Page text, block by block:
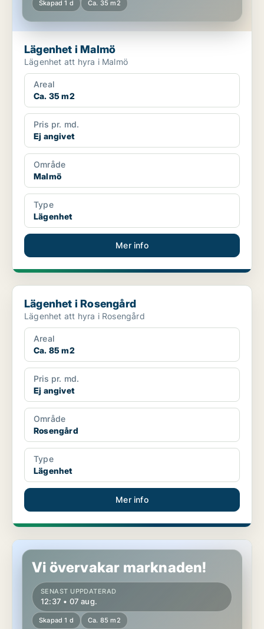
Skapad 1 d Ca. 35 m2
Lägenhet i Malmö
Lägenhet att hyra i Malmö
Areal
Ca. 35 m2
Pris pr. md.
Ej angivet
Område
Malmö
Type
Lägenhet
Mer info
Lägenhet i Rosengård
Lägenhet i Rosengård
Lägenhet att hyra i Rosengård
Areal
Ca. 85 m2
Pris pr. md.
Ej angivet
Område
Rosengård
Type
Lägenhet
Mer info
Lägenhet i Rosengård
Vi övervakar marknaden!
SENAST UPPDATERAD
12:37 • 07 aug.
Skapad 1 d Ca. 85 m2